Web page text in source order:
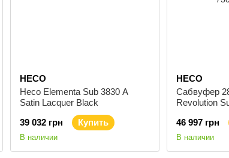
HECO
Heco Elementa Sub 3830 A
Satin Lacquer Black
39 032 грн
Купить
В наличии
HECO
Сабвуфер
Revolution
46 997 грн
В наличии